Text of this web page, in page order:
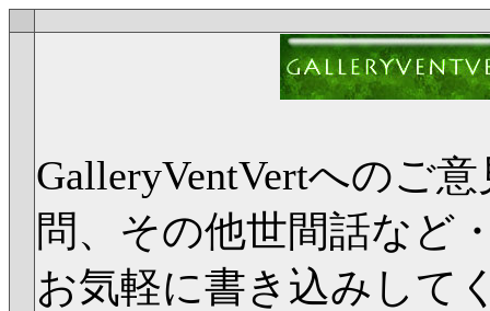
GalleryVentVertへのご
問、その他世間話など
お気軽に書き込みして